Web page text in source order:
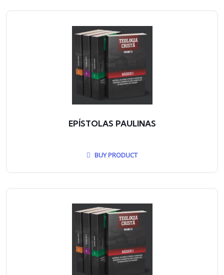
EPÍSTOLAS PAULINAS
BUY PRODUCT